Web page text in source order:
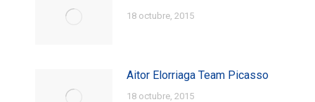
18 octubre, 2015
Aitor Elorriaga Team Picasso
18 octubre, 2015